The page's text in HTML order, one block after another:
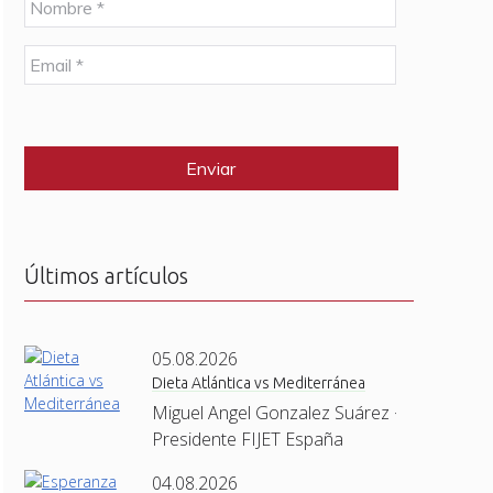
o
m
b
r
E
m
l
Últimos artículos
05.08.2026
Dieta Atlántica vs Mediterránea
Miguel Angel Gonzalez Suárez ·
Presidente FIJET España
04.08.2026